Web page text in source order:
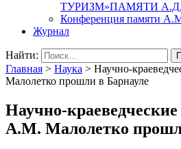
ТУРИЗМ»ПАМЯТИ А.Д.
Конференция памяти
Журнал
Найти:
Главная > Наука > Научно-
Малолетко прошли в Барнауле
Научно-
А.М. Малолетко